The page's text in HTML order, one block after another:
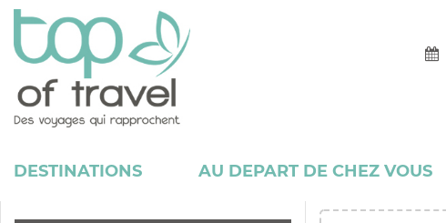
DESTINATIONS AU DEPART DE CHEZ VOUS